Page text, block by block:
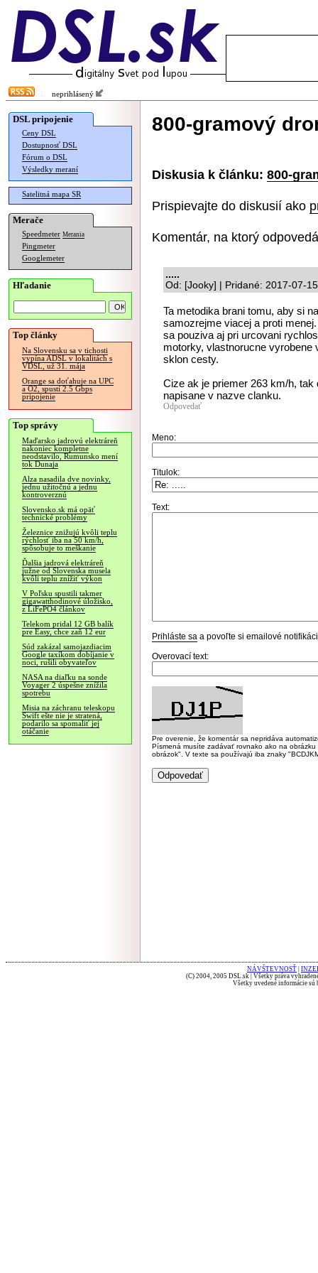
neprihlásený
DSL pripojenie
Ceny DSL
Dostupnosť DSL
Fórum o DSL
Výsledky meraní
Satelitná mapa SR
Merače
Speedmeter Merania
Pingmeter
Googlemeter
Hľadanie
Top články
Na Slovensku sa v tichosti
vypína ADSL v lokalitách s
VDSL, už 31. mája
Orange sa doťahuje na UPC
a O2, spustí 2.5 Gbps
pripojenie
Top správy
Maďarsko jadrovú elektráreň
nakoniec kompletne
neodstavilo, Rumunsko mení
tok Dunaja
Alza nasadila dve novinky,
jednu užitočnú a jednu
kontroverznú
Slovensko.sk má opäť
technické problémy
Železnice znižujú kvôli teplu
rýchlosť iba na 50 km/h,
spôsobuje to meškanie
Ďalšia jadrová elektráreň
južne od Slovenska musela
kvôli teplu znížiť výkon
V Poľsku spustili takmer
gigawatthodinové úložisko,
z LiFePO4 článkov
Telekom pridal 12 GB balík
pre Easy, chce zaň 12 eur
Súd zakázal samojazdiacim
Google taxíkom dobíjanie v
noci, rušili obyvateľov
NASA na diaľku na sonde
Voyager 2 úspešne znížila
spotrebu
Misia na záchranu teleskopu
Swift ešte nie je stratená,
podarilo sa spomaliť jej
otáčanie
800-gramový
Diskusia k článku: 800-
Prispievajte do diskusií ako
Komentár, na ktorý
.....
Od: [Jooky] | Pridané: 2017-07-
Ta metodika brani tomu, aby si
samozrejme viacej a proti
sa pouziva aj pri urcovani
motorky, vlastnorucne vyrobene
sklon cesty.
Cize ak je priemer 263 km/h, tak
napisane v nazve clanku.
Odpovedať
Meno:
Titulok:
Text:
Prihláste sa a povoľte si emailové
Overovací text:
Pre overenie, že komentár sa nepridáva
Písmená musíte zadávať rovnako ako na
obrázok". V texte sa používajú iba znaky
NÁVŠTEVNOSŤ
(C) 2004, 2005 DSL.sk | Všetky práva
Všetky uvedené informácie sú